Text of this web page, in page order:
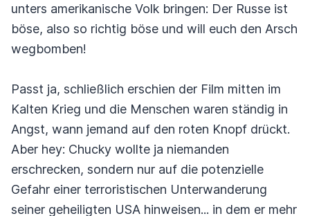
unters amerikanische Volk bringen: Der Russe ist
böse, also so richtig böse und will euch den Arsch
wegbomben!
Passt ja, schließlich erschien der Film mitten im
Kalten Krieg und die Menschen waren ständig in
Angst, wann jemand auf den roten Knopf drückt.
Aber hey: Chucky wollte ja niemanden
erschrecken, sondern nur auf die potenzielle
Gefahr einer terroristischen Unterwanderung
seiner geheiligten USA hinweisen... in dem er mehr